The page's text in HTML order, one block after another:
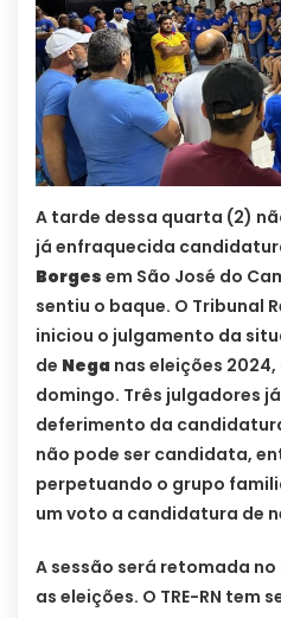
A tarde dessa quarta (2)
já enfraquecida
Borges em São José do
sentiu o baque. O Tribunal
iniciou o julgamento da
de Nega nas eleições
domingo. Três julgadores
deferimento da
não pode ser candidata,
perpetuando o grupo
um voto a candidatura de
A sessão será retomada
as eleições. O TRE-RN tem